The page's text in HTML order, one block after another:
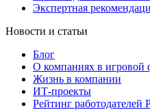
Экспертная
Новости и статьи
Блог
О компаниях в игровой
Жизнь в компании
ИТ-проекты
Рейтинг работодателей